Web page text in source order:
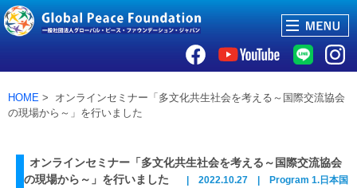
HOME > オンラインセミナー「多文化共生社会を考える～国際交流協会
の現場から～」を行いました
オンラインセミナー「多文化共生社会を考える～国際交流協会
の現場から～」を行いました
| 2022.10.27 | Program 1.日本国